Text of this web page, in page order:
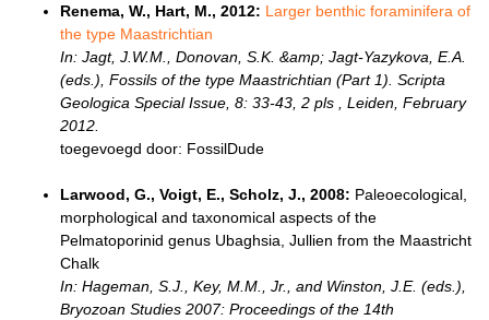
Renema, W., Hart, M., 2012: Larger benthic foraminifera of
the type Maastrichtian
In: Jagt, J.W.M., Donovan, S.K. &amp; Jagt-Yazykova, E.A.
(eds.), Fossils of the type Maastrichtian (Part 1). Scripta
Geologica Special Issue, 8: 33-43, 2 pls , Leiden, February
2012.
toegevoegd door: FossilDude
Larwood, G., Voigt, E., Scholz, J., 2008: Paleoecological,
morphological and taxonomical aspects of the
Pelmatoporinid genus Ubaghsia, Jullien from the Maastricht
Chalk
In: Hageman, S.J., Key, M.M., Jr., and Winston, J.E. (eds.),
Bryozoan Studies 2007: Proceedings of the 14th